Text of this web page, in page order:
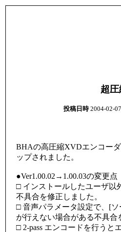
超
投稿日時2004-02-
BHAの高圧縮XVDエンコーダ
ップされました。
●Ver1.00.02→1.00.03の変更点
□ インストールしたユーザ以
不具合を修正しました。
□ 音声パラメータ設定で、[
が行えない場合がある不具合
□ 2-pass エンコードを行うと